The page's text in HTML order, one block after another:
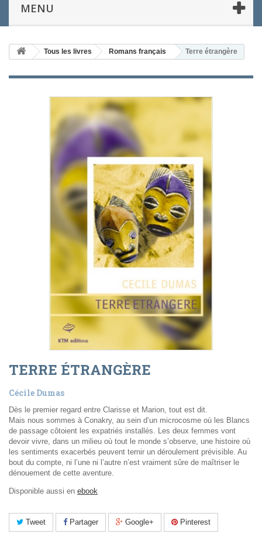
MENU
Tous les livres Romans français Terre étrangère
TERRE ÉTRANGÈRE
Cécile Dumas
Dès le premier regard entre Clarisse et Marion, tout est dit.
Mais nous sommes à Conakry, au sein d’un microcosme où les Blancs
de passage côtoient les expatriés installés. Les deux femmes vont
devoir vivre, dans un milieu où tout le monde s’observe, une histoire où
les sentiments exacerbés peuvent ternir un déroulement prévisible. Au
bout du compte, ni l’une ni l’autre n’est vraiment sûre de maîtriser le
dénouement de cette aventure.
Disponible aussi en ebook
Tweet Partager Google+ Pinterest